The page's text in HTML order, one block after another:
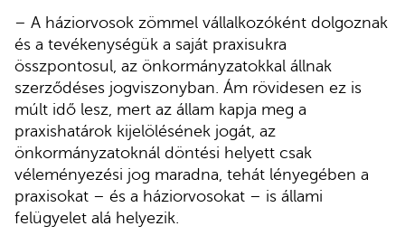
– A háziorvosok zömmel vállalkozóként dolgoznak
és a tevékenységük a saját praxisukra
összpontosul, az önkormányzatokkal állnak
szerződéses jogviszonyban. Ám rövidesen ez is
múlt idő lesz, mert az állam kapja meg a
praxishatárok kijelölésének jogát, az
önkormányzatoknál döntési helyett csak
véleményezési jog maradna, tehát lényegében a
praxisokat – és a háziorvosokat – is állami
felügyelet alá helyezik.